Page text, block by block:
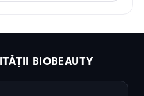
BIOBEAUTY